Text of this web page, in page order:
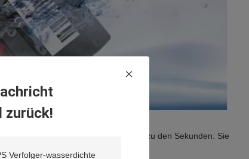
zurück!
mit den Viererkabelkernchips, genau zu den Sekunden. Sie
dem Raub oder gestohlen.